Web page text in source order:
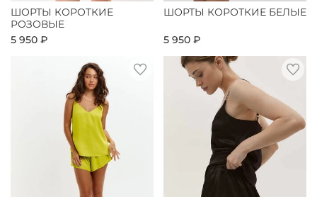
ШОРТЫ КОРОТКИЕ
РОЗОВЫЕ
5 950 ₽
ШОРТЫ КОРОТКИЕ БЕЛЫЕ
5 950 ₽